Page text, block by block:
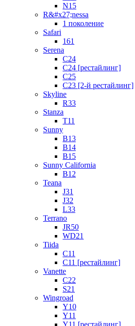
N15
R&#x27;nessa
1 поколение
Safari
161
Serena
C24
C24 [рестайлинг]
C25
С23 [2-й рестайлинг]
Skyline
R33
Stanza
T11
Sunny
B13
B14
B15
Sunny California
B12
Teana
J31
J32
L33
Terrano
JR50
WD21
Tiida
C11
C11 [рестайлинг]
Vanette
C22
S21
Wingroad
Y10
Y11
Y11 [рестайлинг]